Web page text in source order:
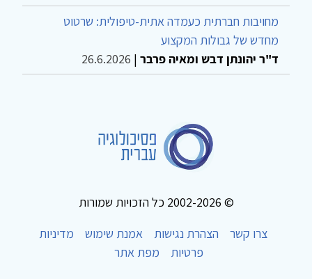
מחויבות חברתית כעמדה אתית-טיפולית: שרטוט
מחדש של גבולות המקצוע
ד"ר יהונתן דבש ומאיה פרבר |
26.6.2026
© 2002-2026 כל הזכויות שמורות
צרו קשר
הצהרת נגישות אמנת שימוש
מדיניות
פרטיות
מפת אתר